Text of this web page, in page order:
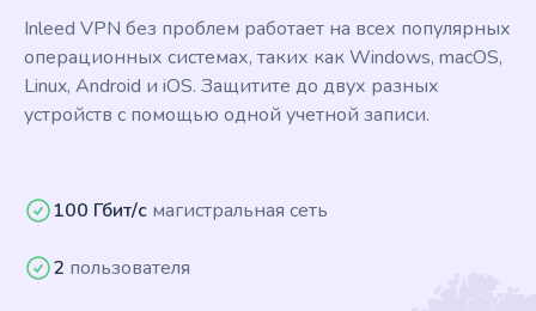
Inleed VPN без проблем работает на всех популярных
операционных системах, таких как Windows, macOS,
Linux, Android и iOS. Защитите до двух разных
устройств с помощью одной учетной записи.
100 Гбит/с магистральная сеть
2 пользователя